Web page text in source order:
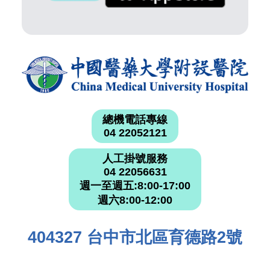
總機電話專線
04 22052121
人工掛號服務
04 22056631
週一至週五:8:00-17:00
週六8:00-12:00
404327 台中市北區育德路2號